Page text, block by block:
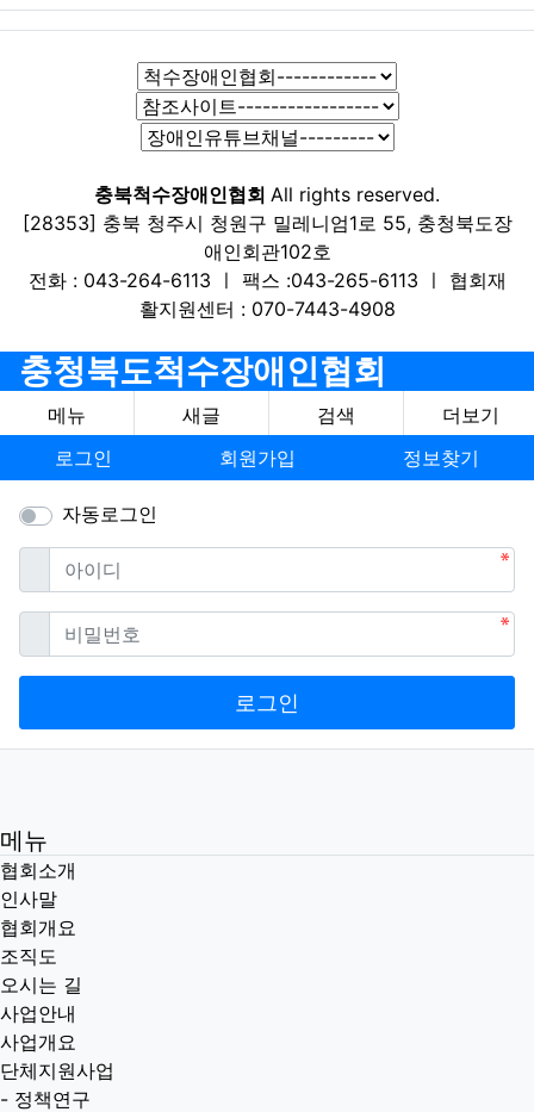
충북척수장애인협회 All rights reserved.
[28353] 충북 청주시 청원구 밀레니엄1로 55, 충청북도장
애인회관102호
전화 : 043-264-6113 ㅣ 팩스 :043-265-6113 ㅣ 협회재
활지원센터 : 070-7443-4908
충청북도척수장애인협회
메뉴 새글 검색
더보기
로그인
회원가입 정보찾기
자동로그인
아이디필수
비밀번호필수
로그인
메뉴
협회소개
인사말
협회개요
조직도
오시는 길
사업안내
사업개요
단체지원사업
- 정책연구